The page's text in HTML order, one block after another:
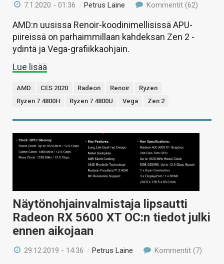
7.1.2020 - 01:36 /Petrus Laine Kommentit (62)
AMD:n uusissa Renoir-koodinimellisissä APU-
piireissä on parhaimmillaan kahdeksan Zen 2 -
ydintä ja Vega-grafiikkaohjain.
Lue lisää
AMD CES 2020 Radeon Renoir
Ryzen
Ryzen 7 4800H
Ryzen 7 4800U Vega Zen 2
Näytönohjainvalmistaja lipsautti
Radeon RX 5600 XT OC:n tiedot julki
ennen aikojaan
29.12.2019 - 14:36 /Petrus Laine Kommentit (7)